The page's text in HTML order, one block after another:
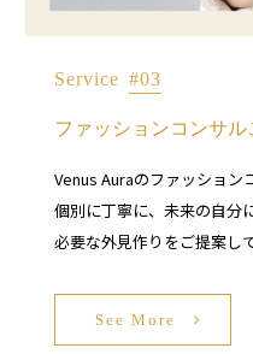
Service #03
ファッションコンサ
Venus Auraのファッション
個別に丁寧に、未来の自分
必要な外見作りをご提案し
See More